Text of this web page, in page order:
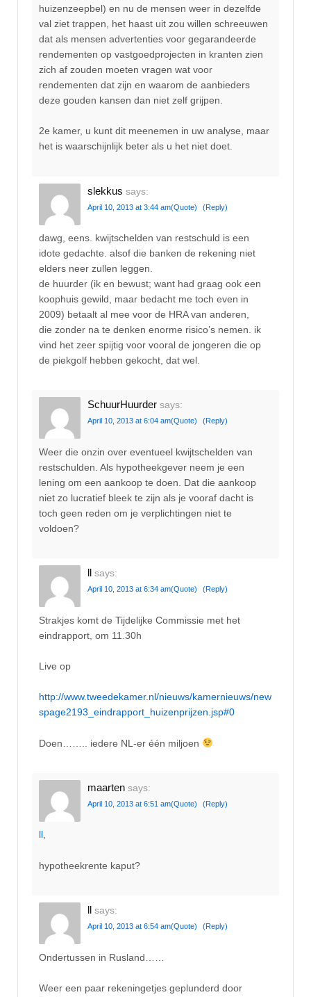
huizenzeepbel) en nu de mensen weer in dezelfde
val ziet trappen, het haast uit zou willen schreeuwen
dat als mensen advertenties voor gegarandeerde
rendementen op vastgoedprojecten in kranten zien
zich af zouden moeten vragen wat voor
rendementen dat zijn en waarom de aanbieders
deze gouden kansen dan niet zelf grijpen.
2e kamer, u kunt dit meenemen in uw analyse, maar
het is waarschijnlijk beter als u het niet doet.
slekkus says:
April 10, 2013 at 3:44 am(Quote) (Reply)
dawg, eens. kwijtschelden van restschuld is een
idote gedachte. alsof die banken de rekening niet
elders neer zullen leggen.
de huurder (ik en bewust; want had graag ook een
koophuis gewild, maar bedacht me toch even in
2009) betaalt al mee voor de HRA van anderen,
die zonder na te denken enorme risico’s nemen. ik
vind het zeer spijtig voor vooral de jongeren die op
de piekgolf hebben gekocht, dat wel.
SchuurHuurder says:
April 10, 2013 at 6:04 am(Quote) (Reply)
Weer die onzin over eventueel kwijtschelden van
restschulden. Als hypotheekgever neem je een
lening om een aankoop te doen. Dat die aankoop
niet zo lucratief bleek te zijn als je vooraf dacht is
toch geen reden om je verplichtingen niet te
voldoen?
ll says:
April 10, 2013 at 6:34 am(Quote) (Reply)
Strakjes komt de Tijdelijke Commissie met het
eindrapport, om 11.30h
Live op
http://www.tweedekamer.nl/nieuws/kamernieuws/new
spage2193_eindrapport_huizenprijzen.jsp#0
Doen…….. iedere NL-er één miljoen
maarten says:
April 10, 2013 at 6:51 am(Quote) (Reply)
ll,
hypotheekrente kaput?
ll says:
April 10, 2013 at 6:54 am(Quote) (Reply)
Ondertussen in Rusland……
Weer een paar rekeningetjes geplunderd door